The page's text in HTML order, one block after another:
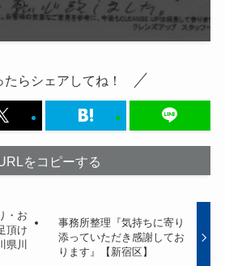
たらシェアしてね！
をコピーする
・お
頂け
県川
事務所整理『気持ちに寄り
添っていただき感謝してお
ります』【新宿区】